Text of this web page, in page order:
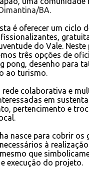
BA.
é oferecer um ciclo
do Vale. Neste
três opções de
pong, desenho para
ao turismo.
rede colaborativa e
em
pertencimento e
nasce para cobrir os
à
que
execução do projeto.